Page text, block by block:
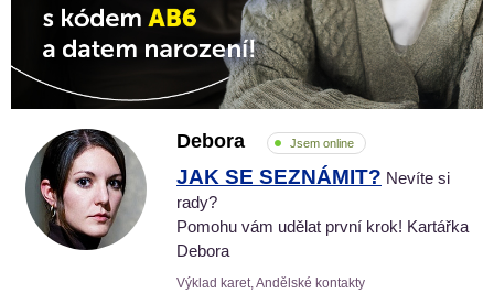
Debora Jsem online
JAK SE SEZNÁMIT? Nevíte si
rady?
Pomohu vám udělat první krok! Kartářka
Debora
Výklad karet, Andělské kontakty